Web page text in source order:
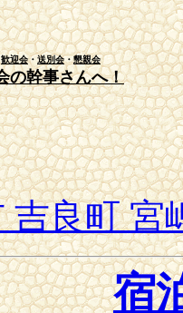
歓迎会・ 送別会・懇親会
の幹事さんへ！
吉良町
宿